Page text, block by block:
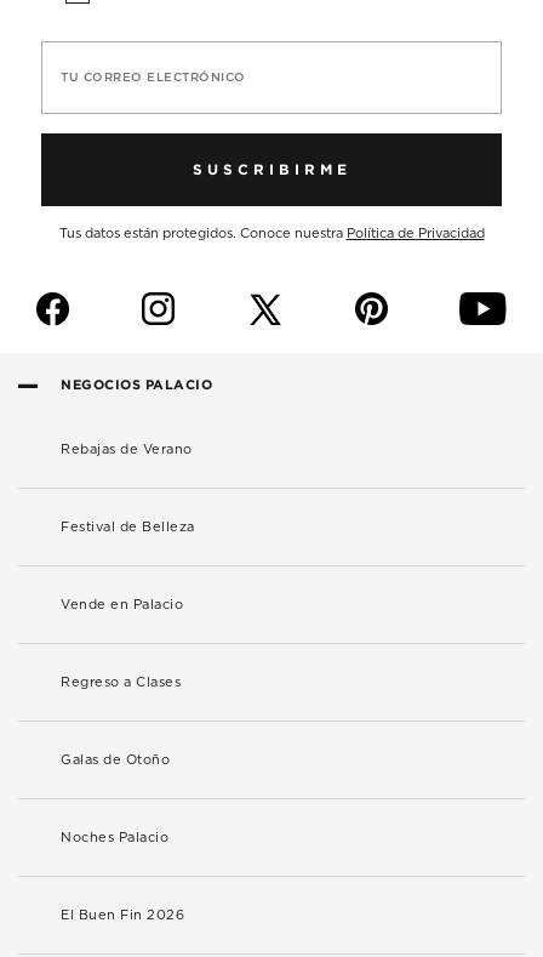
TU CORREO ELECTRÓNICO
SUSCRIBIRME
Tus datos están protegidos. Conoce nuestra Política de Privacidad
f i p y
NEGOCIOS PALACIO
Rebajas de Verano
Festival de Belleza
Vende en Palacio
Regreso a Clases
Galas de Otoño
Noches Palacio
El Buen Fin 2026